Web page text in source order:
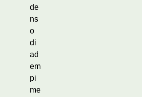
de
ns
o
di
ad
em
pi
me